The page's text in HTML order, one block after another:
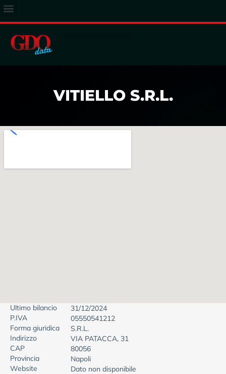
VITIELLO S.R.L.
Ultimo bilancio
31/12/2024
P.IVA
05550541212
Forma giuridica
S.R.L.
Indirizzo
VIA PATACCA, 31
CAP
80056
Provincia
Napoli
Website
Dato non disponibile